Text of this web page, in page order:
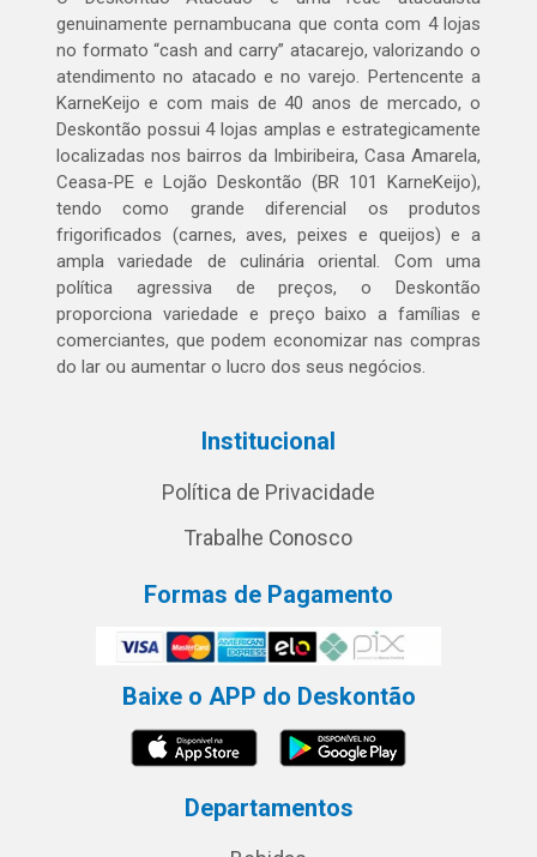
genuinamente pernambucana que conta com 4 lojas
no formato “cash and carry” atacarejo, valorizando o
atendimento no atacado e no varejo. Pertencente a
KarneKeijo e com mais de 40 anos de mercado, o
Deskontão possui 4 lojas amplas e estrategicamente
localizadas nos bairros da Imbiribeira, Casa Amarela,
Ceasa-PE e Lojão Deskontão (BR 101 KarneKeijo),
tendo como grande diferencial os produtos
frigorificados (carnes, aves, peixes e queijos) e a
ampla variedade de culinária oriental. Com uma
política agressiva de preços, o Deskontão
proporciona variedade e preço baixo a famílias e
comerciantes, que podem economizar nas compras
do lar ou aumentar o lucro dos seus negócios.
Institucional
Política de Privacidade
Trabalhe Conosco
Formas de Pagamento
Baixe o APP do Deskontão
Departamentos